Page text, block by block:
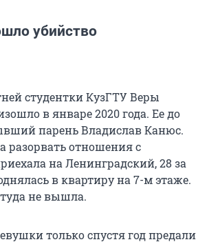
убийство
студентки КузГТУ Веры
в январе 2020 года. Ее до
парень Владислав Канюс.
разорвать отношения с
на Ленинградский, 28 за
в квартиру на 7-м этаже.
не вышла.
только спустя год предали